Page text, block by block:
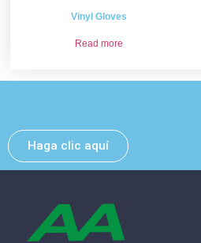
Vinyl Gloves
Read more
Haga clic aquí